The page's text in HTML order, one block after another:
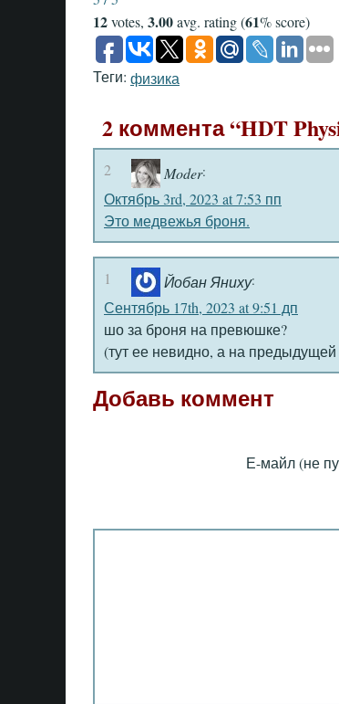
12votes, 3.00avg. rating (61% score)
Теги: физика
2 коммента “HDT
2 Moder:
Октябрь 3rd, 2023 at 7:53 пп
Это медвежья броня.
1 Йобан Яниху:
Сентябрь 17th, 2023 at 9:51 дп
шо за броня на превюшке?
(тут ее невидно, а на
Добавь коммент
Е-майл (не